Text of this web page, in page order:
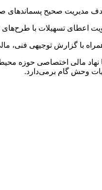
مدیریت صحیح پسماندهای
تسهیلات با طرح‌های
با گزارش توجیهی فنی،
مالی اختصاصی حوزه
وحش گام برمی‌دارد.